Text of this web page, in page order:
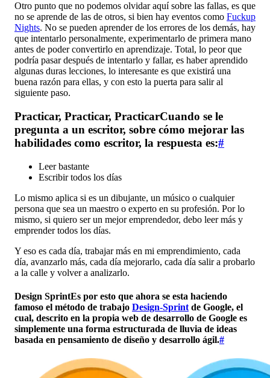
Otro punto que no podemos olvidar aquí sobre las fallas, es que
no se aprende de las de otros, si bien hay eventos como Fuckup
Nights. No se pueden aprender de los errores de los demás, hay
que intentarlo personalmente, experimentarlo de primera mano
antes de poder convertirlo en aprendizaje. Total, lo peor que
podría pasar después de intentarlo y fallar, es haber aprendido
algunas duras lecciones, lo interesante es que existirá una
buena razón para ellas, y con esto la puerta para salir al
siguiente paso.
Practicar, Practicar, PracticarCuando se le
pregunta a un escritor, sobre cómo mejorar las
habilidades como escritor, la respuesta es:#
Leer bastante
Escribir todos los días
Lo mismo aplica si es un dibujante, un músico o cualquier
persona que sea un maestro o experto en su profesión. Por lo
mismo, si quiero ser un mejor emprendedor, debo leer más y
emprender todos los días.
Y eso es cada día, trabajar más en mi emprendimiento, cada
día, avanzarlo más, cada día mejorarlo, cada día salir a probarlo
a la calle y volver a analizarlo.
Design SprintEs por esto que ahora se esta haciendo
famoso el método de trabajo Design-Sprint de Google, el
cual, descrito en la propia web de desarrollo de Google es
simplemente una forma estructurada de lluvia de ideas
basada en pensamiento de diseño y desarrollo ágil.#